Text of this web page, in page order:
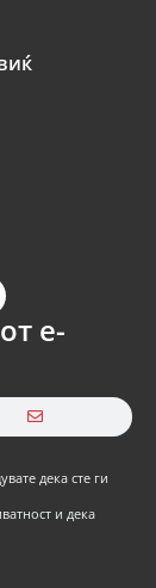
е-
дека сте ги
и дека